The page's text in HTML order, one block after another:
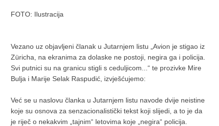
FOTO: Ilustracija
Vezano uz objavljeni članak u Jutarnjem listu „Avion je stigao iz
Züricha, na ekranima za dolaske ne postoji, negira ga i policija.
Svi putnici su na granicu stigli s ceduljicom...“ te prozivke Mire
Bulja i Marije Selak Raspudić, izvješćujemo:
Već se u naslovu članka u Jutarnjem listu navode dvije neistine
koje su osnova za senzacionalistički tekst koji slijedi, a to je da
je riječ o nekakvim „tajnim“ letovima koje „negira“ policija.